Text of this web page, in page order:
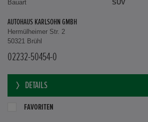
Erstzulassung
05.2022
AUTOHAUS KARLSOHN GMBH
Hermülheimer Str. 2
50321 Brühl
DETAILS